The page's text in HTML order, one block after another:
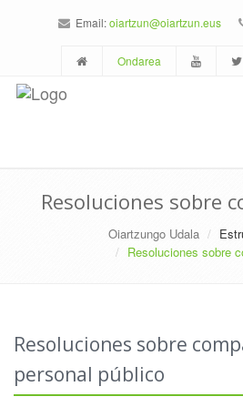
Email:oiartzun@oiartzun.eus
Ondarea
Resoluciones sobre
Oiartzungo Udala
Resoluciones sobre
Resoluciones sobre
personal público